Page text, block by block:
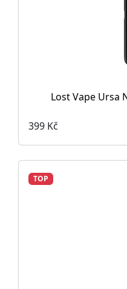
Lost Vape Ursa
399 Kč
TOP